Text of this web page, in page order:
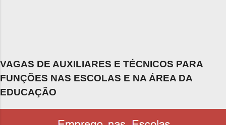
VAGAS DE AUXILIARES E TÉCNICOS PARA
FUNÇÕES NAS ESCOLAS E NA ÁREA DA
EDUCAÇÃO